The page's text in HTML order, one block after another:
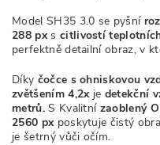
Model SH35 3.0 se pyšní
288 px s citlivostí
perfektně detailní obraz, v
Díky čočce s ohniskovou
zvětšením 4,2x je detekční
metrů. S Kvalitní zaoblený
2560 pxposkytuje čistý
je šetrný vůči očím.